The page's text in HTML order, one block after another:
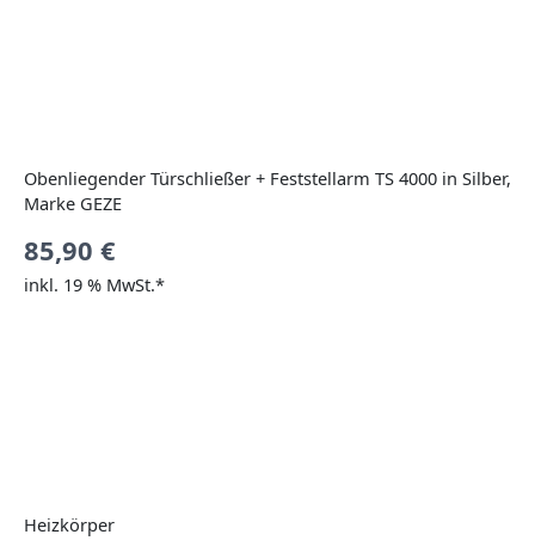
Obenliegender Türschließer + Feststellarm TS 4000 in Silber,
Marke GEZE
85,90 €
inkl. 19 % MwSt.*
Heizkörper